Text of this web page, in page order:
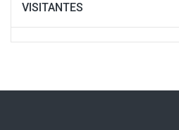
VISITANTES